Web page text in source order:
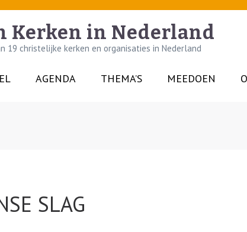
Kerken in Nederland
19 christelijke kerken en organisaties in Nederland
AGENDA THEMA’S MEEDOEN
SLAG